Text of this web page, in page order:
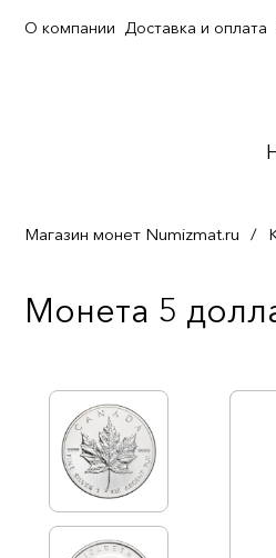
О компании Доставка и оплата
Магазин монет Numizmat.ru /
Монета 5